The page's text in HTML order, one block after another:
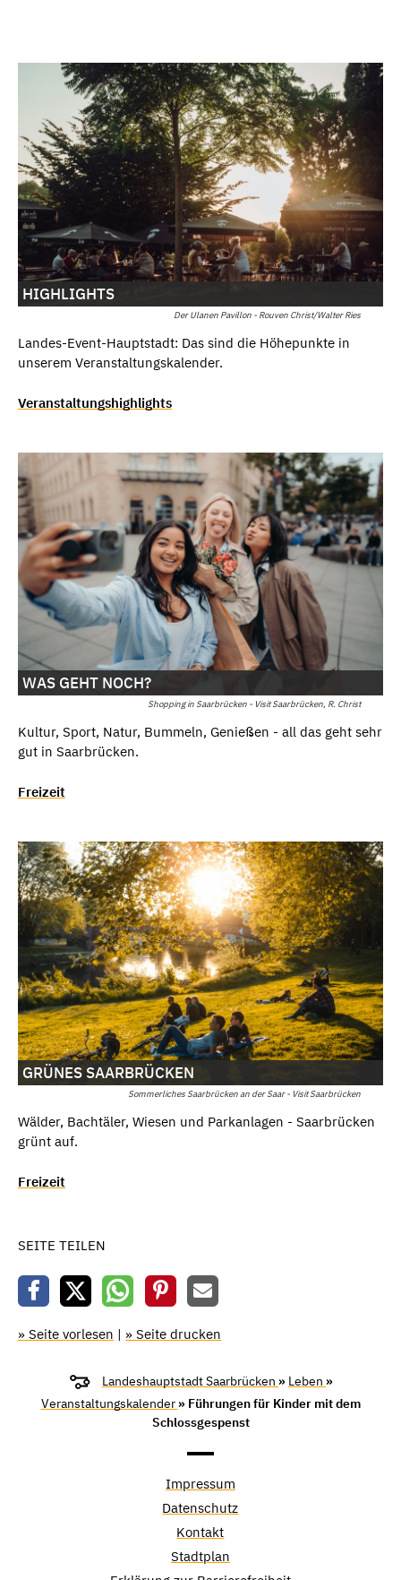
Der Ulanen Pavillon - Rouven Christ/Walter Ries
HIGHLIGHTS
Landes-Event-Hauptstadt: Das sind die Höhepunkte in
unserem Veranstaltungskalender.
Veranstaltungshighlights
Shopping in Saarbrücken - Visit Saarbrücken, R. Christ
WAS GEHT NOCH?
Kultur, Sport, Natur, Bummeln, Genießen - all das geht sehr
gut in Saarbrücken.
Freizeit
Sommerliches Saarbrücken an der Saar - Visit Saarbrücken
GRÜNES SAARBRÜCKEN
Wälder, Bachtäler, Wiesen und Parkanlagen - Saarbrücken
grünt auf.
Freizeit
SEITE TEILEN
» Seite vorlesen | » Seite drucken
Landeshauptstadt Saarbrücken » Leben »
Veranstaltungskalender » Führungen für Kinder mit dem
Schlossgespenst
Impressum
Datenschutz
Kontakt
Stadtplan